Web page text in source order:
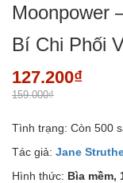
Moonpower
Bí Chi Phối
127.200₫
159.000₫
Tình trạng: Còn 500
Tác giả: Jane
Hình thức: Bìa mềm,